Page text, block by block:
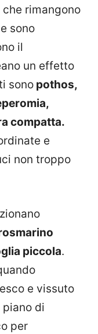
rimangono
sono
il
un effetto
sono pothos,
compatta.
e
non troppo
piccola.
e vissuto
di
per